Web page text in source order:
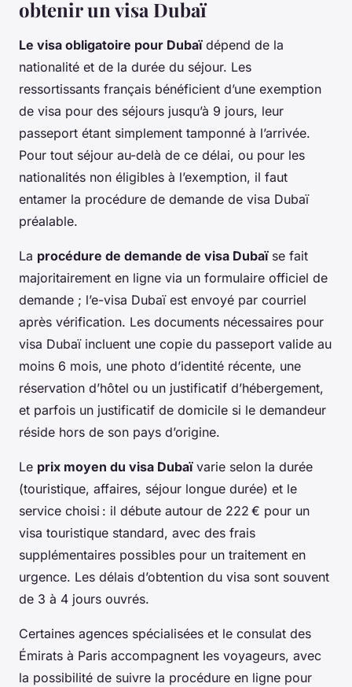
obtenir un visa Dubaï
Le visa obligatoire pour Dubaïdépend de la
nationalité et de la durée du séjour. Les
ressortissants français bénéficient d’une exemption
de visa pour des séjours jusqu’à 9 jours, leur
passeport étant simplement tamponné à l’arrivée.
Pour tout séjour au-delà de ce délai, ou pour les
nationalités non éligibles à l’exemption, il faut
entamer la procédure de demande de visa Dubaï
préalable.
La procédure de demande de visa Dubaïse fait
majoritairement en ligne via un formulaire officiel de
demande ; l’e-visa Dubaï est envoyé par courriel
après vérification. Les documents nécessaires pour
visa Dubaï incluent une copie du passeport valide au
moins 6 mois, une photo d’identité récente, une
réservation d’hôtel ou un justificatif d’hébergement,
et parfois un justificatif de domicile si le demandeur
réside hors de son pays d’origine.
Le prix moyen du visa Dubaïvarie selon la durée
(touristique, affaires, séjour longue durée) et le
service choisi : il débute autour de 222 € pour un
visa touristique standard, avec des frais
supplémentaires possibles pour un traitement en
urgence. Les délais d’obtention du visa sont souvent
de 3 à 4 jours ouvrés.
Certaines agences spécialisées et le consulat des
Émirats à Paris accompagnent les voyageurs, avec
la possibilité de suivre la procédure en ligne pour